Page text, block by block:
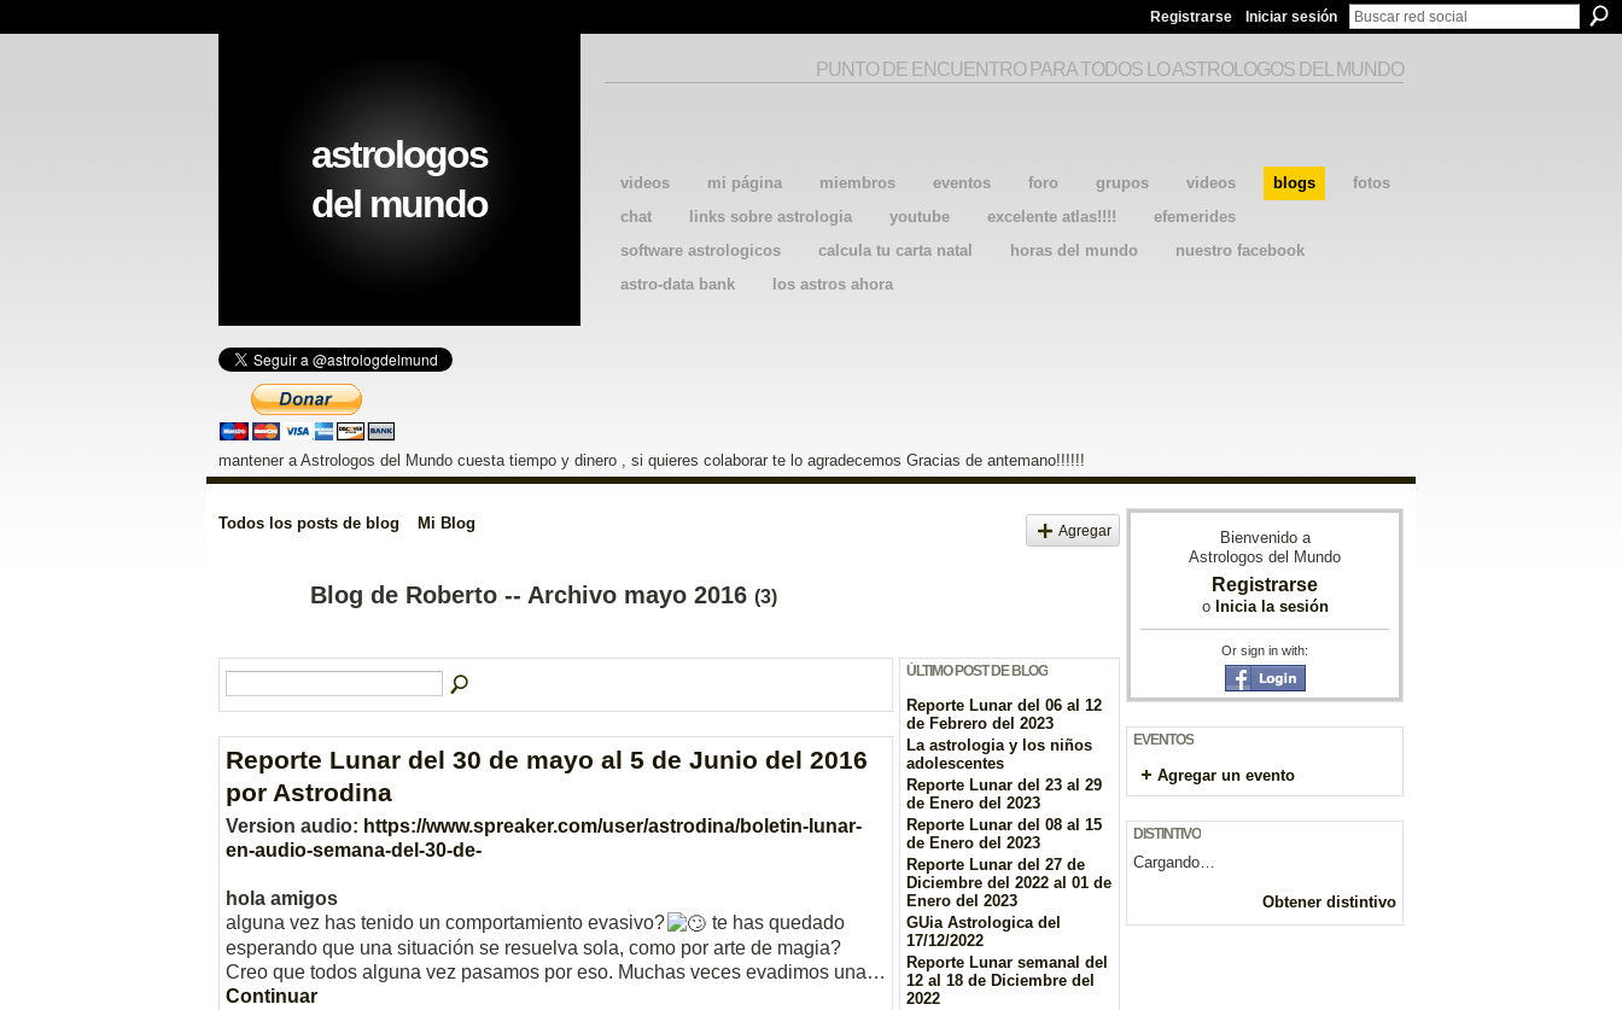
Registrarse Iniciar sesión
videos mi página miembros eventos foro grupos videos blogs
fotos
chat
links sobre astrologia youtube excelente atlas!!!!
efemerides
software astrologicos
calcula tu carta natal horas del mundo
nuestro facebook
astro-data bank
los astros ahora
astrologos
del mundo
PUNTO DE ENCUENTRO PARA TODOS LO ASTROLOGOS DEL MUNDO
mantener a Astrologos del Mundo cuesta tiempo y dinero , si quieres colaborar te lo agradecemos Gracias de antemano!!!!!!
Todos los posts de blog Mi Blog Agregar
Blog de Roberto -- Archivo mayo 2016 (3)
Reporte Lunar del 30 de mayo al 5 de Junio del 2016
por Astrodina
Version audio: https://www.spreaker.com/user/astrodina/boletin-lunar-
en-audio-semana-del-30-de-
hola amigos
alguna vez has tenido un comportamiento evasivo?
te has quedado
esperando que una situación se resuelva sola, como por arte de magia?
Creo que todos alguna vez pasamos por eso. Muchas veces evadimos una…
Continuar
ÚLTIMO POST DE BLOG
Reporte Lunar del 06 al 12
de Febrero del 2023
La astrologia y los niños
adolescentes
Reporte Lunar del 23 al 29
de Enero del 2023
Reporte Lunar del 08 al 15
de Enero del 2023
Reporte Lunar del 27 de
Diciembre del 2022 al 01 de
Enero del 2023
GUia Astrologica del
17/12/2022
Reporte Lunar semanal del
12 al 18 de Diciembre del
2022
Bienvenido a
Astrologos del Mundo
Registrarse
o Inicia la sesión
Or sign in with:
EVENTOS
Agregar un evento
DISTINTIVO
Cargando…
Obtener distintivo